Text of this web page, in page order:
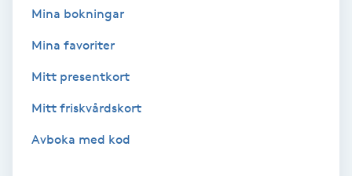
Yoga Nidra
Yogamassage
Zonterapi
Mina bokningar
Mina favoriter
Mitt presentkort
Mitt friskvårdskort
Avboka med kod